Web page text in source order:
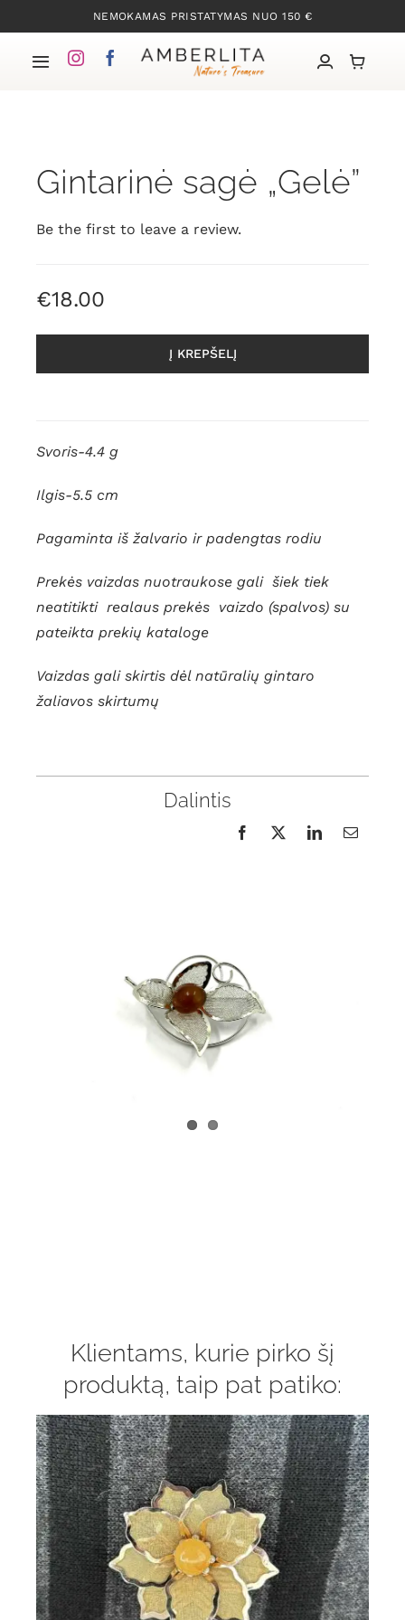
to
content
NEMOKAMAS PRISTATYMAS NUO 150 €
Toggle
Mūsų kolekcijos
Apie Gintarą
Kontaktai
Gintarinė sagė „Gelė”
Be the first to leave a review.
€18.00
Į KREPŠELĮ
Svoris-4.4 g
Ilgis-5.5 cm
Pagaminta iš žalvario ir padengtas rodiu
Prekės vaizdas nuotraukose gali šiek tiek
neatitikti realaus prekės vaizdo (spalvos) su
pateikta prekių kataloge
Vaizdas gali skirtis dėl natūralių gintaro
žaliavos skirtumų
Dalintis
Klientams, kurie pirko šį
produktą, taip pat patiko: